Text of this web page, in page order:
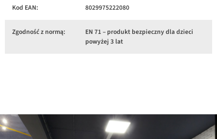
Kod EAN: 8029975222080
Zgodność z normą:
EN 71 – produkt bezpieczny dla dzieci
powyżej 3 lat